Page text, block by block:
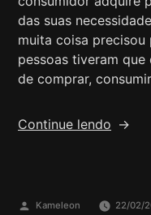
das suas
muita coisa precisou
pessoas tiveram
de comprar,
Continue lendo
Kameleon 22/02/